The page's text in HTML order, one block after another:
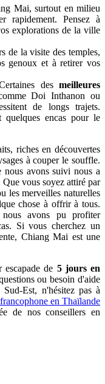
Mai, surtout en milieu
rapidement. Pensez à
explorations de la ville
de la visite des temples,
genoux et à retirer vos
des meilleures
Doi Inthanon ou
de longs trajets.
encas pour le
riches en découvertes
à couper le souffle.
nous avons suivi nous a
vous soyez attiré par
les merveilles naturelles
chose à offrir à tous.
nous avons pu profiter
Si vous cherchez un
Chiang Mai est une
de 5 jours en
ou besoin d'aide
Est, n'hésitez pas à
en Thaïlande
de nos conseillers en